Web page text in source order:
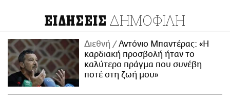
ΕΙΔΗΣΕΙΣ ΔΗΜΟΦΙΛΗ
Διεθνή
Αντόνιο Μπαντέρας: «Η
καρδιακή προσβολή ήταν το
καλύτερο πράγμα που συνέβη
ποτέ στη ζωή μου»